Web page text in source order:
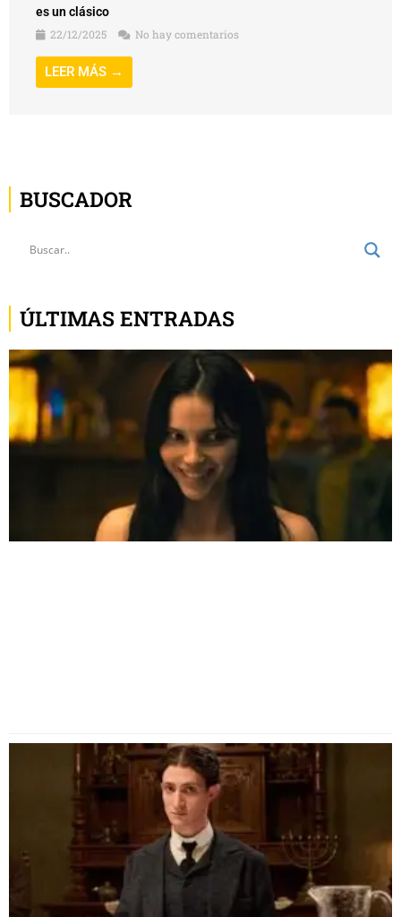
es un clásico
22/12/2025
No hay comentarios
LEER MÁS →
BUSCADOR
ÚLTIMAS ENTRADAS